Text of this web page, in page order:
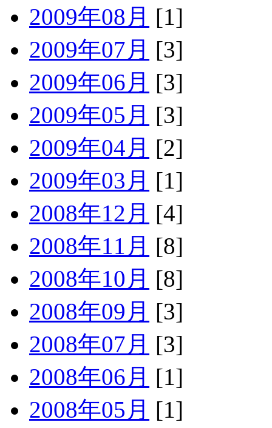
2009年08月 [1]
2009年07月 [3]
2009年06月 [3]
2009年05月 [3]
2009年04月 [2]
2009年03月 [1]
2008年12月 [4]
2008年11月 [8]
2008年10月 [8]
2008年09月 [3]
2008年07月 [3]
2008年06月 [1]
2008年05月 [1]